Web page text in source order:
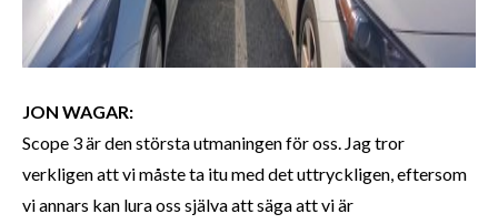
JON WAGAR:
Scope 3 är den största utmaningen för oss. Jag tror
verkligen att vi måste ta itu med det uttryckligen, eftersom
vi annars kan lura oss själva att säga att vi är